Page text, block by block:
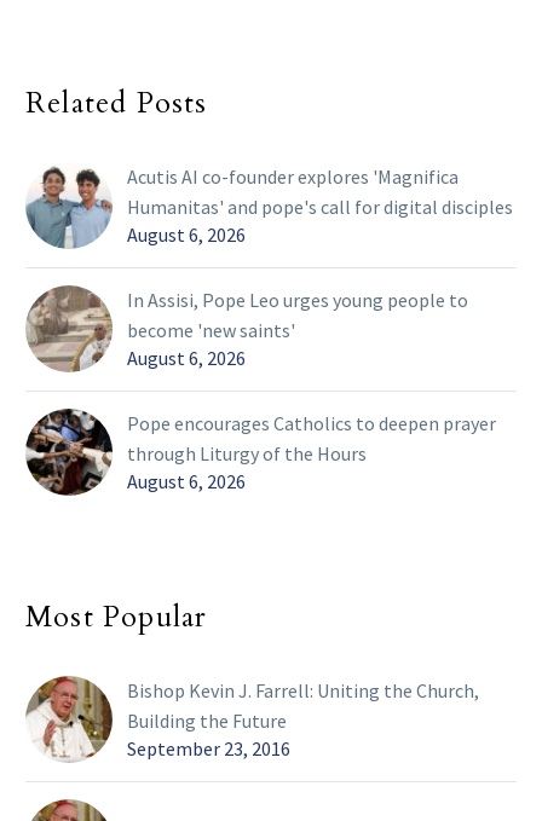
Related Posts
Acutis AI co-founder explores 'Magnifica
Humanitas' and pope's call for digital disciples
August 6, 2026
In Assisi, Pope Leo urges young people to
become 'new saints'
August 6, 2026
Pope encourages Catholics to deepen prayer
through Liturgy of the Hours
August 6, 2026
Most Popular
Bishop Kevin J. Farrell: Uniting the Church,
Building the Future
September 23, 2016